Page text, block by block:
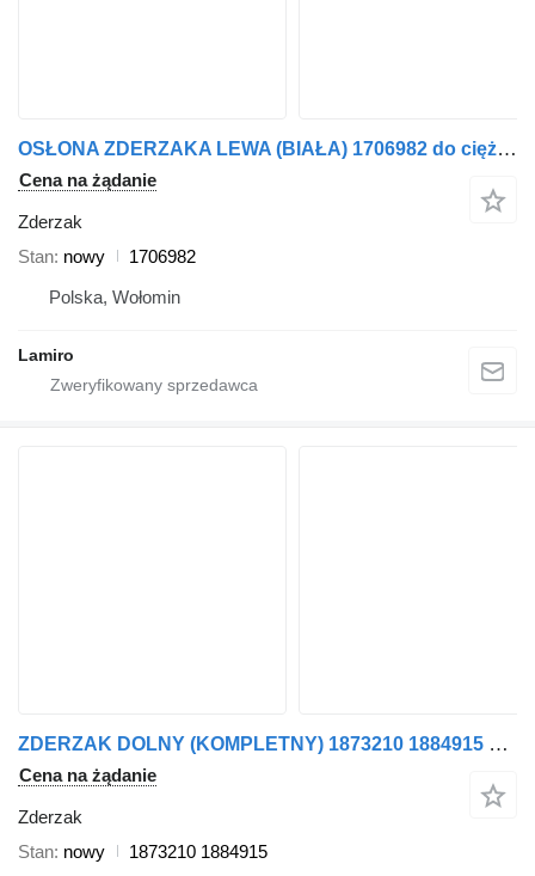
OSŁONA ZDERZAKA LEWA (BIAŁA) 1706982 do ciężarówki DAF LF45 / LF55 EURO6
Cena na żądanie
Zderzak
Stan nowy
1706982
Polska, Wołomin
Lamiro
ZDERZAK DOLNY (KOMPLETNY) 1873210 1884915 do ciągnika siodłowego Scania R (2010)
Cena na żądanie
Zderzak
Stan nowy 1873210 1884915